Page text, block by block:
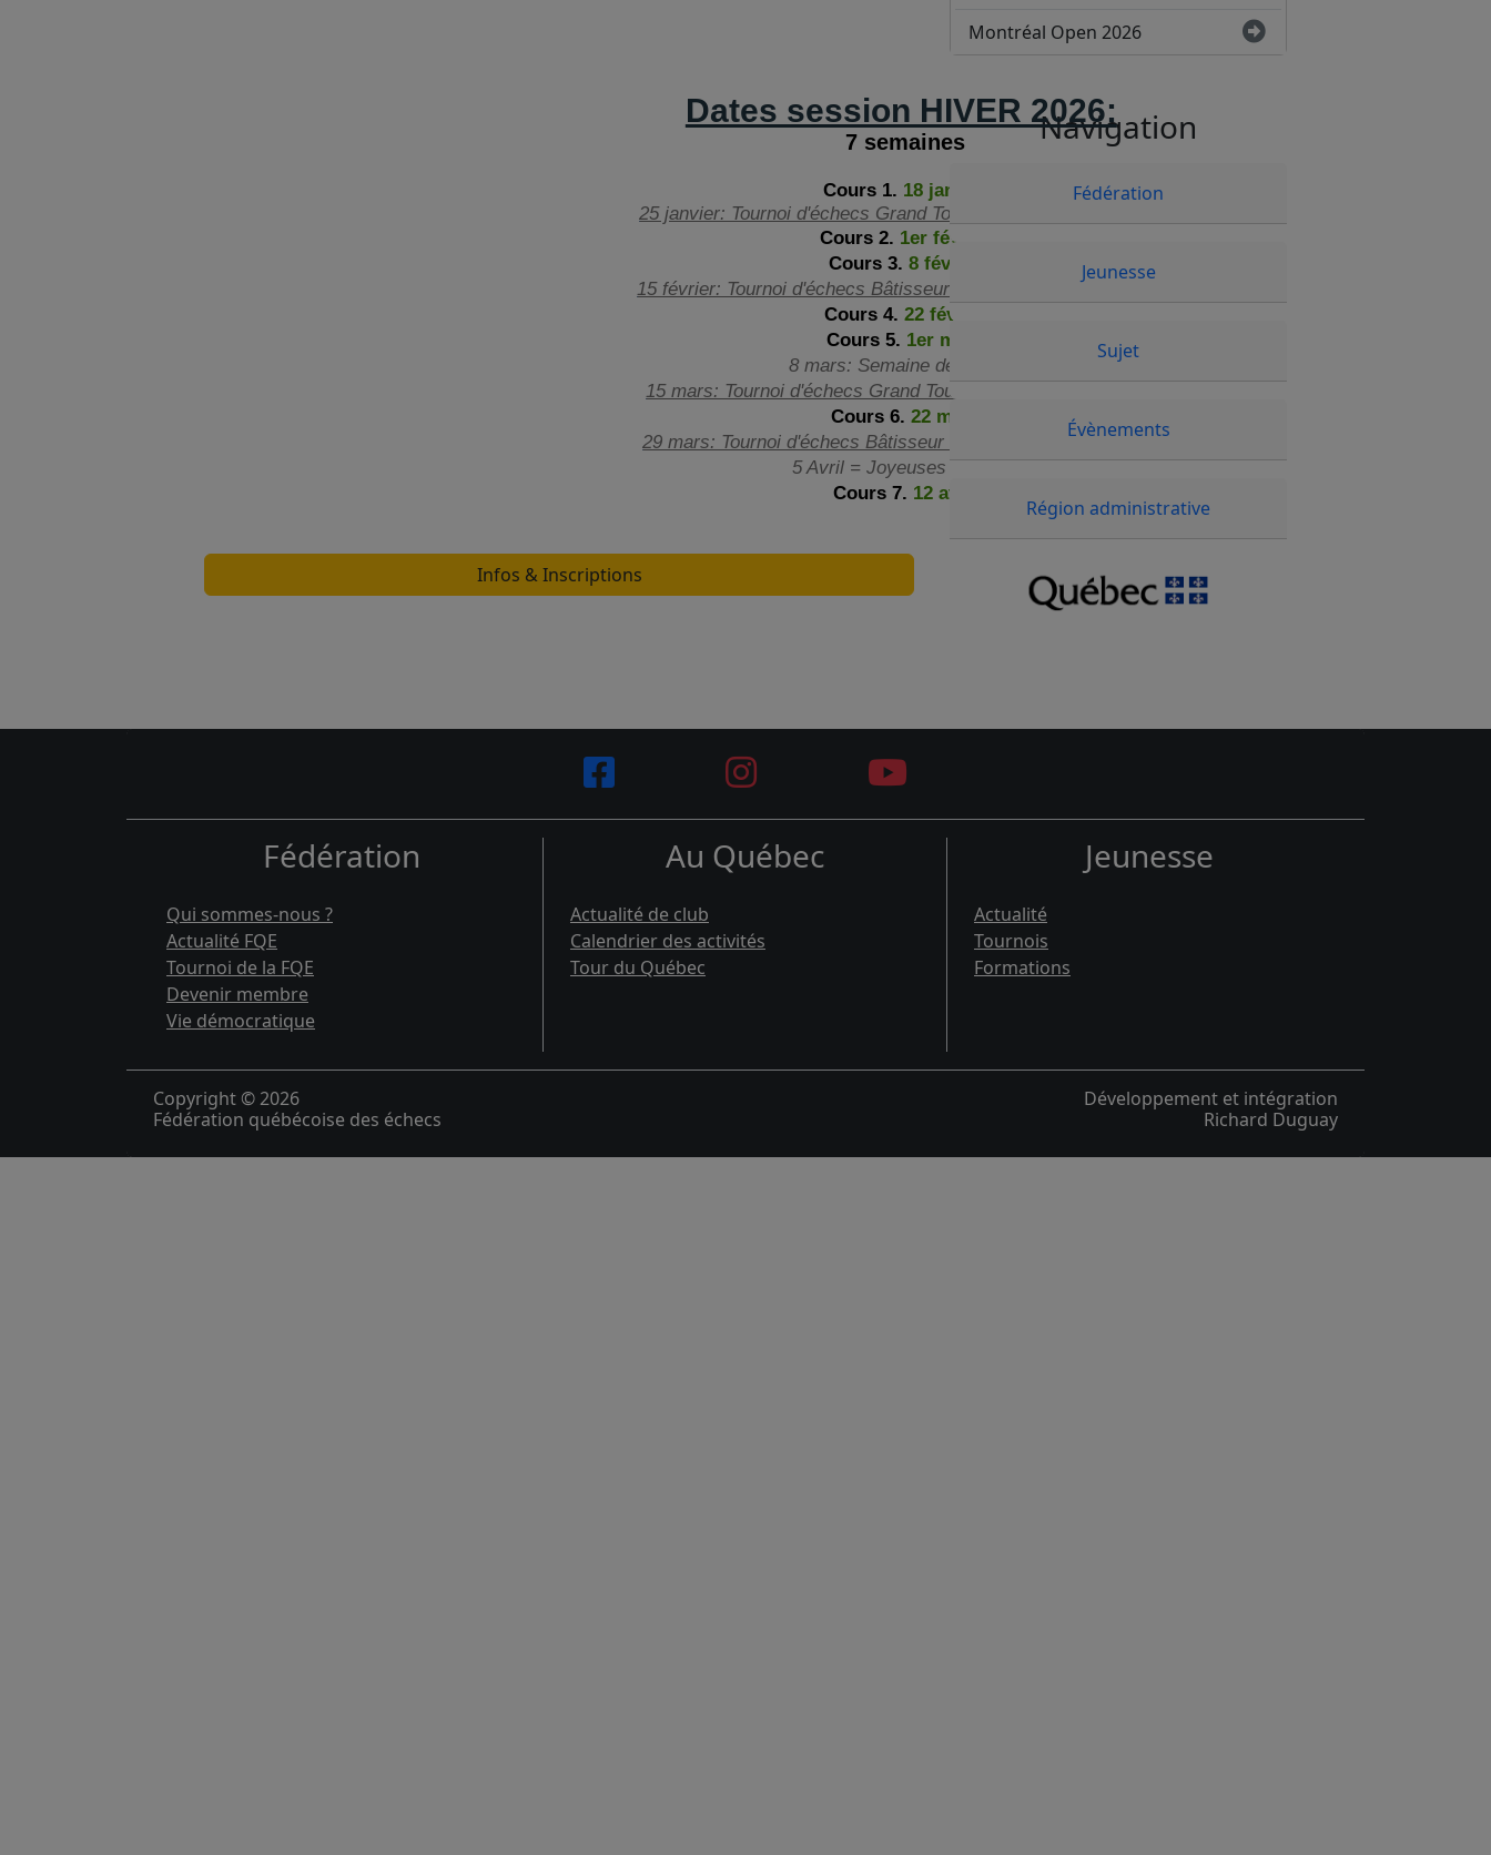
Dates session HIVER 2026:
7 semaines
Cours 1. 18 janvier
25 janvier: Tournoi d'échecs Grand Tour Phase 2
Cours 2. 1er février
Cours 3.8 février
15 février: Tournoi d'échecs Bâtisseur de l'Amour (Patro Villeray)
Cours 4. 22 février
Cours 5. 1er mars
8 mars: Semaine de relâche
15 mars: Tournoi d'échecs Grand Tour Phase 2 (Patro Villeray)
Cours 6. 22 mars
29 mars: Tournoi d'échecs Bâtisseur de Pâques (Patro Villeray)
5 Avril = Joyeuses Pâques!
Cours 7. 12 avril
Infos & Inscriptions
Montréal Open 2026
Navigation
Fédération
Jeunesse
Sujet
Évènements
Région administrative
Fédération
Qui sommes-nous ?
Actualité FQE
Tournoi de la FQE
Devenir membre
Vie démocratique
Au Québec
Actualité de club
Calendrier des activités
Tour du Québec
Jeunesse
Actualité
Tournois
Formations
Copyright © 2026
Fédération québécoise des échecs
Développement et intégration
Richard Duguay